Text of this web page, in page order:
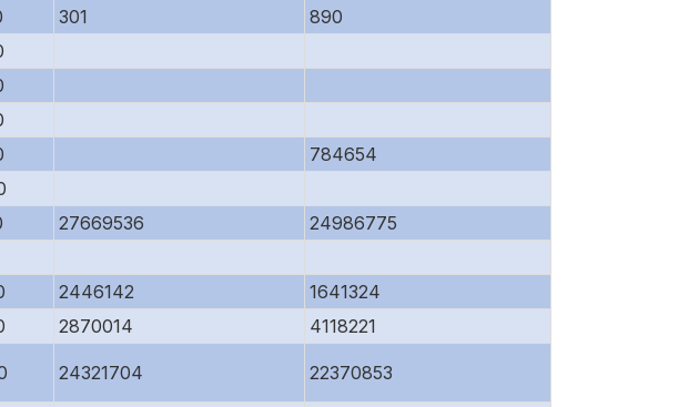
301
890
784654
27669536
24986775
2446142
1641324
2870014
4118221
24321704 22370853